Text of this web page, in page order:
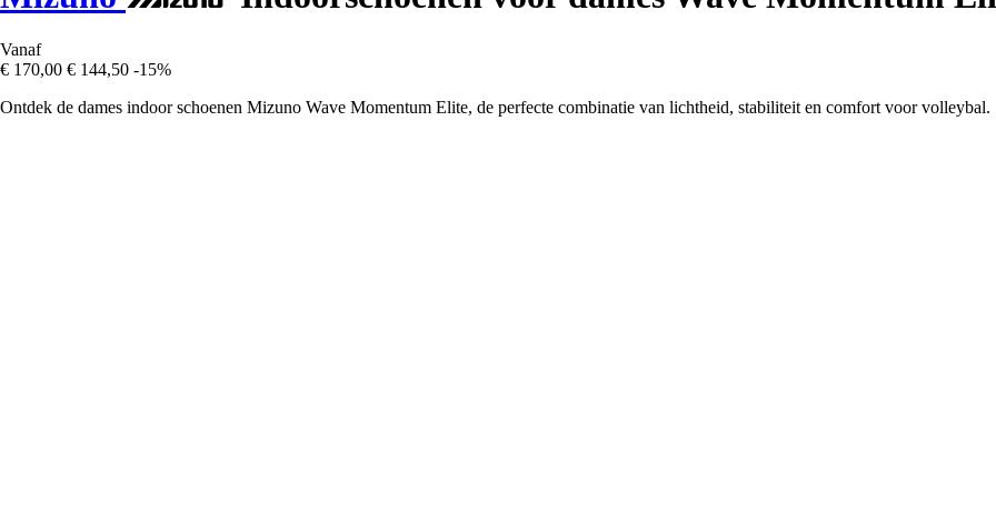
Vanaf
€ 170,00 € 144,50 -15%
Ontdek de dames indoor schoenen Mizuno Wave Momentum Elite, de perfecte combinatie van lichtheid, stabiliteit en comfort voor volleybal.